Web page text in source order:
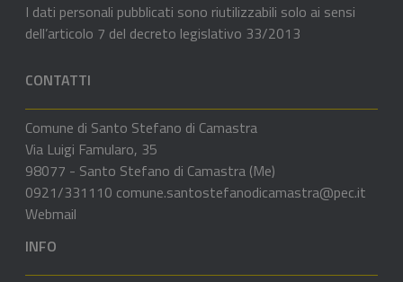
I dati personali pubblicati sono riutilizzabili solo ai sensi
dell’articolo 7 del decreto legislativo 33/2013
CONTATTI
Comune di Santo Stefano di Camastra
Via Luigi Famularo, 35
98077 - Santo Stefano di Camastra (Me)
0921/331110 comune.santostefanodicamastra@pec.it
Webmail
INFO